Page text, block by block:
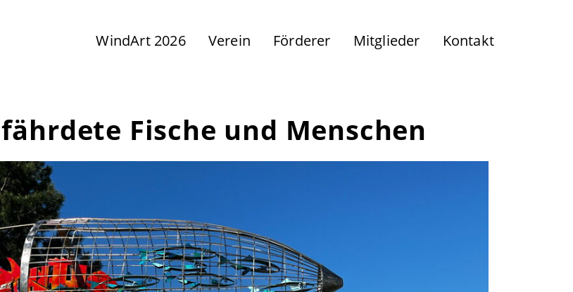
WindArt 2026 Verein Förderer Mitglieder Kontakt
Fische und Menschen